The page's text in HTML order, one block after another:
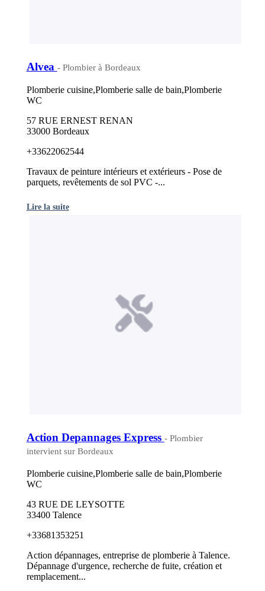
Alvea - Plombier à Bordeaux
Plomberie cuisine,Plomberie salle de bain,Plomberie
WC
57 RUE ERNEST RENAN
33000 Bordeaux
+33622062544
Travaux de peinture intérieurs et extérieurs - Pose de
parquets, revêtements de sol PVC -...
Lire la suite
Action Depannages Express - Plombier
intervient sur Bordeaux
Plomberie cuisine,Plomberie salle de bain,Plomberie
WC
43 RUE DE LEYSOTTE
33400 Talence
+33681353251
Action dépannages, entreprise de plomberie à Talence.
Dépannage d'urgence, recherche de fuite, création et
remplacement...